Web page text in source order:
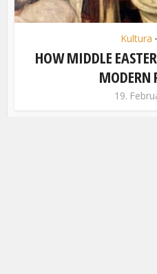
Kultura •
HOW MIDDLE
MODERN
19.